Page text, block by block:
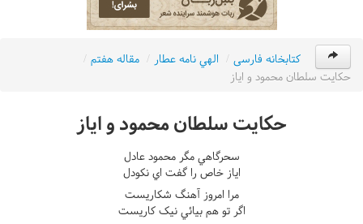
کتابخانه فارسی / الهي نامه عطار / مقاله هفتم /
حکايت سلطان محمود و اياز
حکايت سلطان محمود و اياز
سحرگاهي مگر محمود عادل
اياز خاص را گفت اي نکودل
مرا امروز آهنگ شکاريست
اگر تو هم بيائي نيک کاريست